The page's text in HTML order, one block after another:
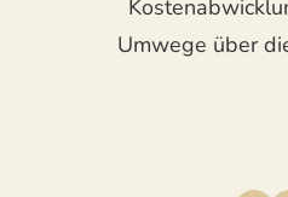
Umwege über